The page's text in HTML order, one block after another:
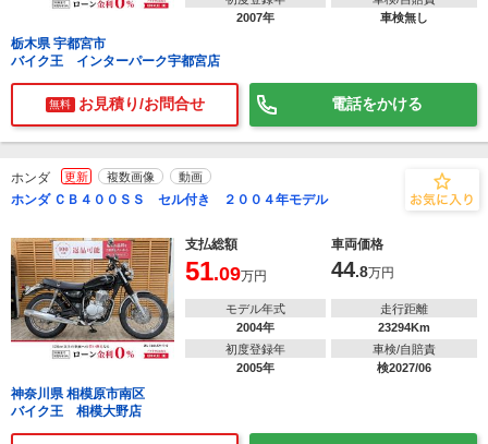
2007年
車検無し
栃木県 宇都宮市
バイク王 インターパーク宇都宮店
無料 お見積り/お問合せ 電話をかける
ホンダ 更新 複数画像 動画
ホンダ ＣＢ４００ＳＳ セル付き ２００４年モデル
支払総額 車両価格
51.09万円 44.8万円
モデル年式
2004年
走行距離
23294Km
初度登録年
2005年
車検/自賠責
検2027/06
神奈川県 相模原市南区
バイク王 相模大野店